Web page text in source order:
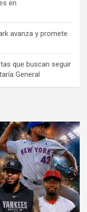
en
avanza y promete
que buscan seguir
General